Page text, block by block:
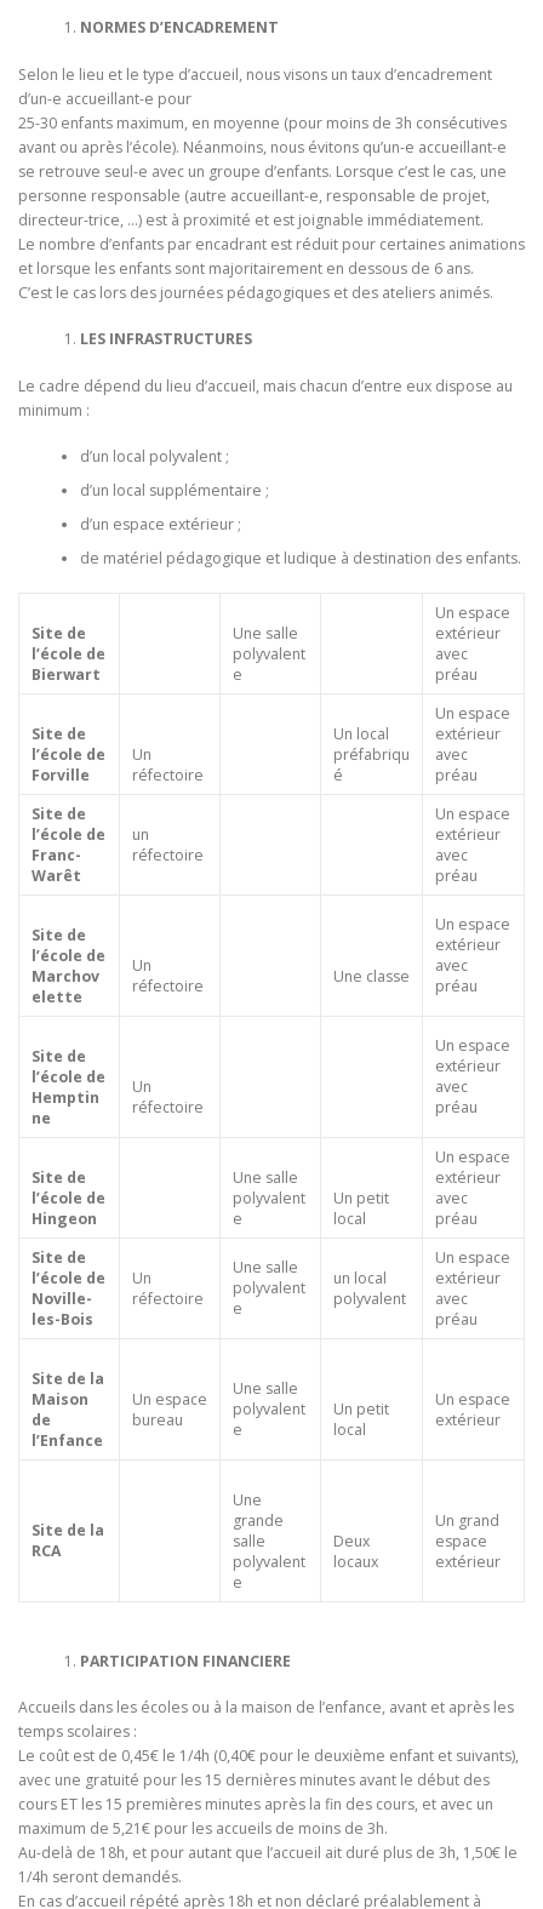
NORMES D’ENCADREMENT
Selon le lieu et le type d’accueil, nous visons un taux d’encadrement
d’un-e accueillant-e pour
25-30 enfants maximum, en moyenne (pour moins de 3h consécutives
avant ou après l’école). Néanmoins, nous évitons qu’un-e accueillant-e
se retrouve seul-e avec un groupe d’enfants. Lorsque c’est le cas, une
personne responsable (autre accueillant-e, responsable de projet,
directeur-trice, …) est à proximité et est joignable immédiatement.
Le nombre d’enfants par encadrant est réduit pour certaines animations
et lorsque les enfants sont majoritairement en dessous de 6 ans.
C’est le cas lors des journées pédagogiques et des ateliers animés.
LES INFRASTRUCTURES
Le cadre dépend du lieu d’accueil, mais chacun d’entre eux dispose au
minimum :
d’un local polyvalent ;
d’un local supplémentaire ;
d’un espace extérieur ;
de matériel pédagogique et ludique à destination des enfants.
Site de
l’école de
Bierwart
Une salle
polyvalent
e
Un espace
extérieur
avec
préau
Site de
l’école de
Forville
Un
réfectoire
Un local
préfabriqu
é
Un espace
extérieur
avec
préau
Site de
l’école de
Franc-
Warêt
un
réfectoire
Un espace
extérieur
avec
préau
Site de
l’école de
Marchov
elette
Un
réfectoire
Une classe
Un espace
extérieur
avec
préau
Site de
l’école de
Hemptin
ne
Un
réfectoire
Un espace
extérieur
avec
préau
Site de
l’école de
Hingeon
Une salle
polyvalent
e
Un petit
local
Un espace
extérieur
avec
préau
Site de
l’école de
Noville-
les-Bois
Un
réfectoire
Une salle
polyvalent
e
un local
polyvalent
Un espace
extérieur
avec
préau
Site de la
Maison
de
l’Enfance
Un espace
bureau
Une salle
polyvalent
e
Un petit
local
Un espace
extérieur
Site de la
RCA
Une
grande
salle
polyvalent
e
Deux
locaux
Un grand
espace
extérieur
PARTICIPATION FINANCIERE
Accueils dans les écoles ou à la maison de l’enfance, avant et après les
temps scolaires :
Le coût est de 0,45€ le 1/4h (0,40€ pour le deuxième enfant et suivants),
avec une gratuité pour les 15 dernières minutes avant le début des
cours ET les 15 premières minutes après la fin des cours, et avec un
maximum de 5,21€ pour les accueils de moins de 3h.
Au-delà de 18h, et pour autant que l’accueil ait duré plus de 3h, 1,50€ le
1/4h seront demandés.
En cas d’accueil répété après 18h et non déclaré préalablement à